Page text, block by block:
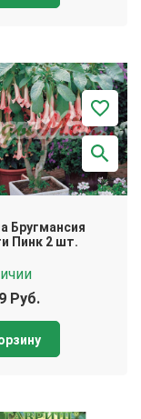
Бругмансия
Пинк 2 шт.
Руб.